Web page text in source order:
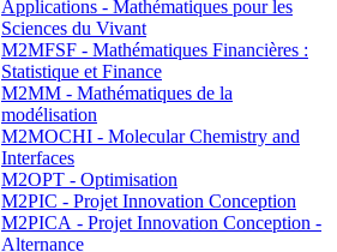
Applications - Mathématiques pour les
Sciences du Vivant
M2MFSF - Mathématiques Financières :
Statistique et Finance
M2MM - Mathématiques de la
modélisation
M2MOCHI - Molecular Chemistry and
Interfaces
M2OPT - Optimisation
M2PIC - Projet Innovation Conception
M2PICA - Projet Innovation Conception -
Alternance